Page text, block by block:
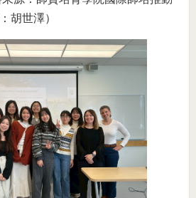
胡世澤）